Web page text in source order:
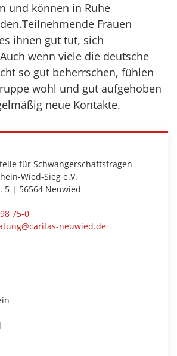
und können in Ruhe
Teilnehmende Frauen
ihnen gut tut, sich
wenn viele die deutsche
so gut beherrschen, fühlen
wohl und gut aufgehoben
neue Kontakte.
für Schwangerschaftsfragen
Wied-Sieg e.V.
5 | 56564 Neuwied
75-0
neuwied.de